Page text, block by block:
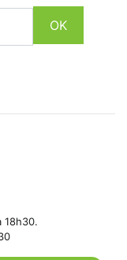
OK
18h30.